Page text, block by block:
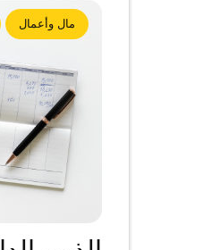
مال وأعمال